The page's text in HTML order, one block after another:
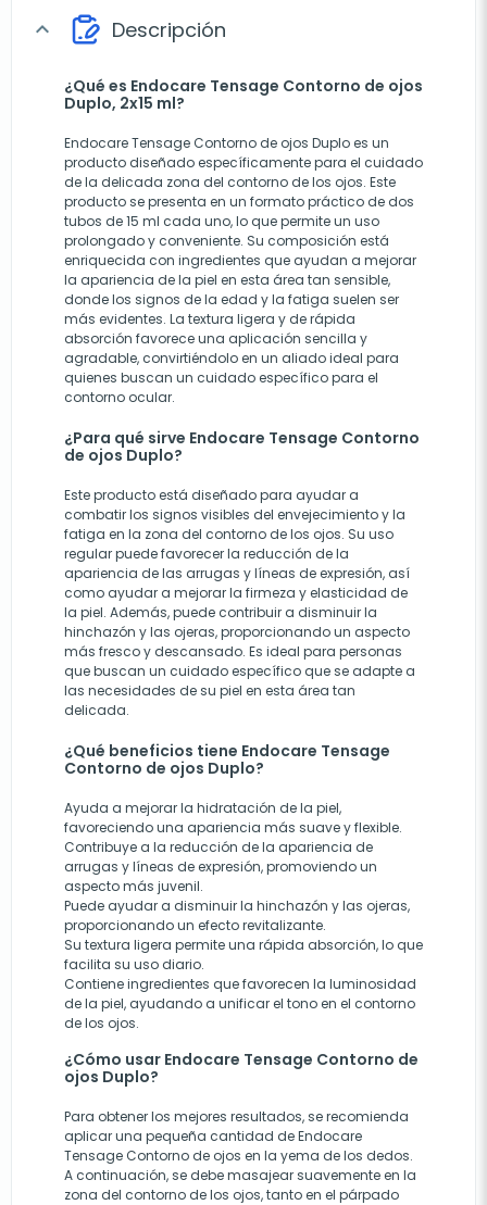
expand_more Descripción
¿Qué es Endocare Tensage Contorno de ojos
Duplo, 2x15 ml?
Endocare Tensage Contorno de ojos Duplo es un
producto diseñado específicamente para el cuidado
de la delicada zona del contorno de los ojos. Este
producto se presenta en un formato práctico de dos
tubos de 15 ml cada uno, lo que permite un uso
prolongado y conveniente. Su composición está
enriquecida con ingredientes que ayudan a mejorar
la apariencia de la piel en esta área tan sensible,
donde los signos de la edad y la fatiga suelen ser
más evidentes. La textura ligera y de rápida
absorción favorece una aplicación sencilla y
agradable, convirtiéndolo en un aliado ideal para
quienes buscan un cuidado específico para el
contorno ocular.
¿Para qué sirve Endocare Tensage Contorno
de ojos Duplo?
Este producto está diseñado para ayudar a
combatir los signos visibles del envejecimiento y la
fatiga en la zona del contorno de los ojos. Su uso
regular puede favorecer la reducción de la
apariencia de las arrugas y líneas de expresión, así
como ayudar a mejorar la firmeza y elasticidad de
la piel. Además, puede contribuir a disminuir la
hinchazón y las ojeras, proporcionando un aspecto
más fresco y descansado. Es ideal para personas
que buscan un cuidado específico que se adapte a
las necesidades de su piel en esta área tan
delicada.
¿Qué beneficios tiene Endocare Tensage
Contorno de ojos Duplo?
Ayuda a mejorar la hidratación de la piel,
favoreciendo una apariencia más suave y flexible.
Contribuye a la reducción de la apariencia de
arrugas y líneas de expresión, promoviendo un
aspecto más juvenil.
Puede ayudar a disminuir la hinchazón y las ojeras,
proporcionando un efecto revitalizante.
Su textura ligera permite una rápida absorción, lo que
facilita su uso diario.
Contiene ingredientes que favorecen la luminosidad
de la piel, ayudando a unificar el tono en el contorno
de los ojos.
¿Cómo usar Endocare Tensage Contorno de
ojos Duplo?
Para obtener los mejores resultados, se recomienda
aplicar una pequeña cantidad de Endocare
Tensage Contorno de ojos en la yema de los dedos.
A continuación, se debe masajear suavemente en la
zona del contorno de los ojos, tanto en el párpado